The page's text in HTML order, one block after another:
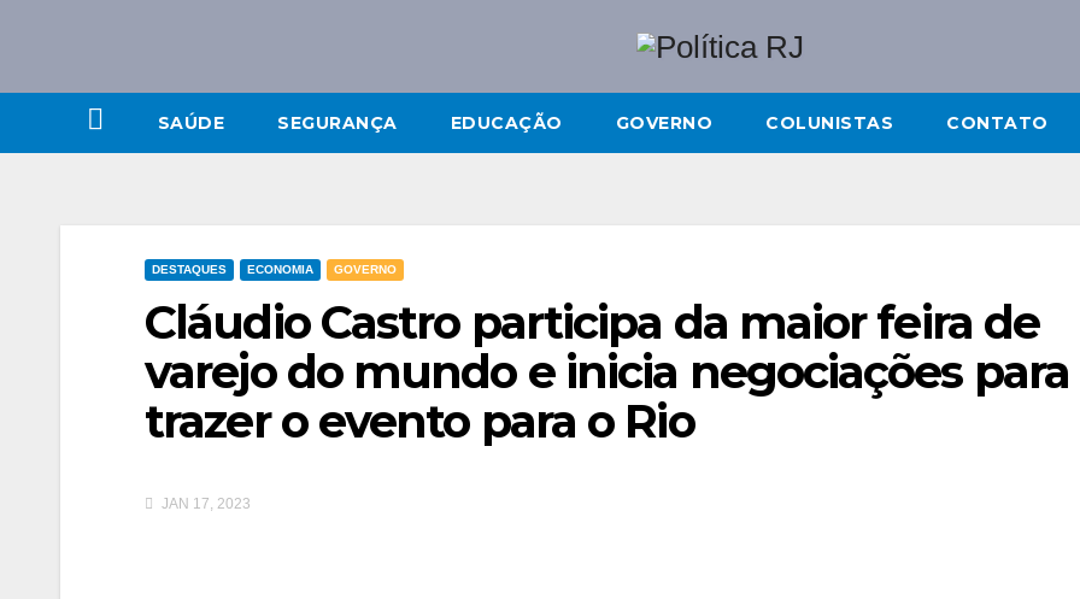
SAÚDE SEGURANÇA EDUCAÇÃO GOVERNO COLUNISTAS CONTATO
DESTAQUES ECONOMIA GOVERNO
Cláudio Castro participa da maior feira de
varejo do mundo e inicia negociações para
trazer o evento para o Rio
JAN 17, 2023